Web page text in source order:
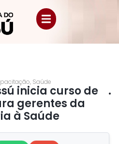
, Saúde
inicia curso de
gerentes da
à Saúde
.